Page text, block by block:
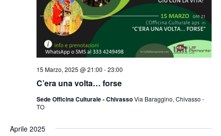
C’era una volta… forse
15 Marzo, 2025 @ 21:00 -23:00
Sede Officina Culturale - ChivassoVia Baraggino, Chivasso -
TO
Aprile 2025